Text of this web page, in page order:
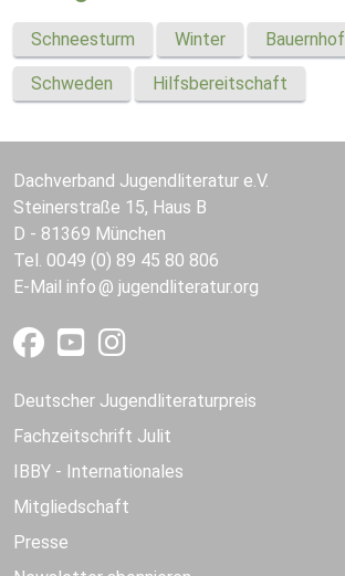
Schneesturm Winter Bauernhof
Schweden Hilfsbereitschaft
Dachverband Jugendliteratur e.V.
Steinerstraße 15, Haus B
D - 81369 München
Tel. 0049 (0) 89 45 80 806
E-Mail info jugendliteratur.org
Deutscher Jugendliteraturpreis
Fachzeitschrift Julit
IBBY - Internationales
Mitgliedschaft
Presse